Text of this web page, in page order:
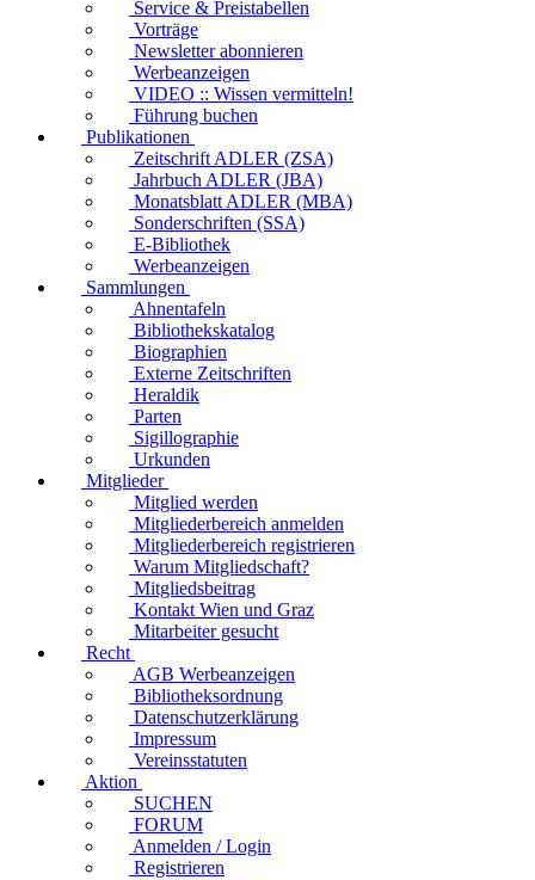
Service & Preistabellen
Vorträge
Newsletter abonnieren
Werbeanzeigen
VIDEO :: Wissen vermitteln!
Führung buchen
Publikationen
Zeitschrift ADLER (ZSA)
Jahrbuch ADLER (JBA)
Monatsblatt ADLER (MBA)
Sonderschriften (SSA)
E-Bibliothek
Werbeanzeigen
Sammlungen
Ahnentafeln
Bibliothekskatalog
Biographien
Externe Zeitschriften
Heraldik
Parten
Sigillographie
Urkunden
Mitglieder
Mitglied werden
Mitgliederbereich anmelden
Mitgliederbereich registrieren
Warum Mitgliedschaft?
Mitgliedsbeitrag
Kontakt Wien und Graz
Mitarbeiter gesucht
Recht
AGB Werbeanzeigen
Bibliotheksordnung
Datenschutzerklärung
Impressum
Vereinsstatuten
Aktion
SUCHEN
FORUM
Anmelden / Login
Registrieren